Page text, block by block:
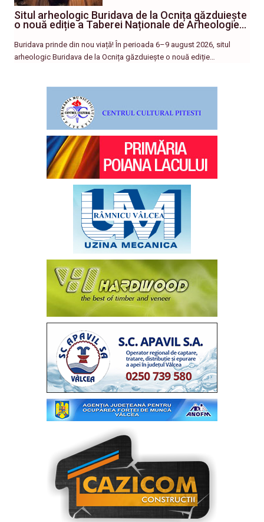
Situl arheologic Buridava de la Ocnița găzduiește
o nouă ediție a Taberei Naționale de Arheologie…
Buridava prinde din nou viață! În perioada 6–9 august 2026, situl
arheologic Buridava de la Ocnița găzduiește o nouă ediție…